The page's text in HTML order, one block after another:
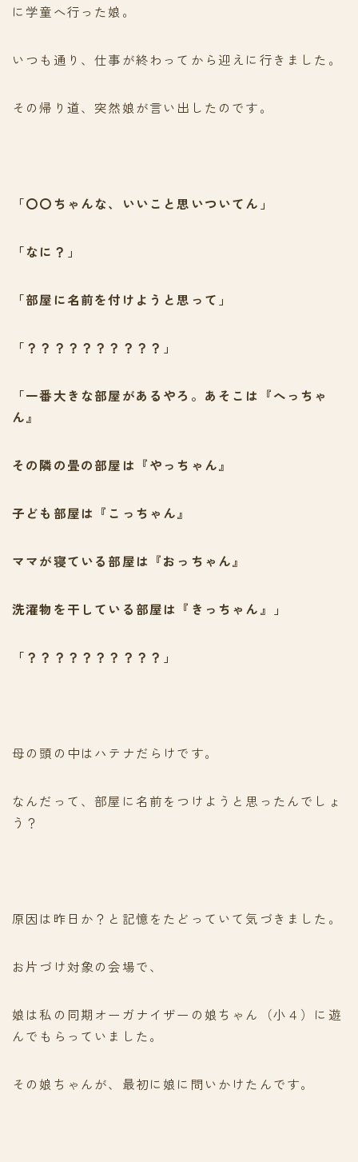
に学童へ行った娘。
いつも通り、仕事が終わってから迎えに行きました。
その帰り道、突然娘が言い出したのです。
「〇〇ちゃんな、いいこと思いついてん」
「なに？」
「部屋に名前を付けようと思って」
「？？？？？？？？？？」
「一番大きな部屋があるやろ。あそこは『へっちゃ
ん』
その隣の畳の部屋は『やっちゃん』
子ども部屋は『こっちゃん』
ママが寝ている部屋は『おっちゃん』
洗濯物を干している部屋は『きっちゃん』」
「？？？？？？？？？？」
母の頭の中はハテナだらけです。
なんだって、部屋に名前をつけようと思ったんでしょ
う？
原因は昨日か？と記憶をたどっていて気づきました。
お片づけ対象の会場で、
娘は私の同期オーガナイザーの娘ちゃん（小４）に遊
んでもらっていました。
その娘ちゃんが、最初に娘に問いかけたんです。